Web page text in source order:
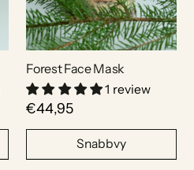
Forest Face Mask
1 review
€44,95
Snabbvy